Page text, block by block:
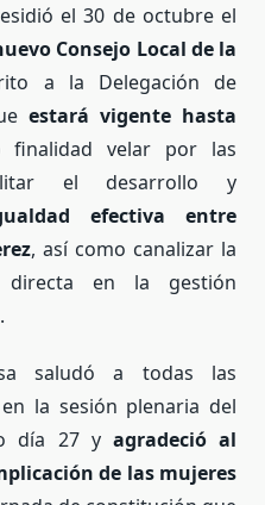
el 30 de octubre el
Consejo Local de la
a la Delegación de
estará vigente hasta
velar por las
el desarrollo y
efectiva entre
, así como canalizar la
directa en la gestión
saludó a todas las
la sesión plenaria del
día 27 y agradeció al
de las mujeres